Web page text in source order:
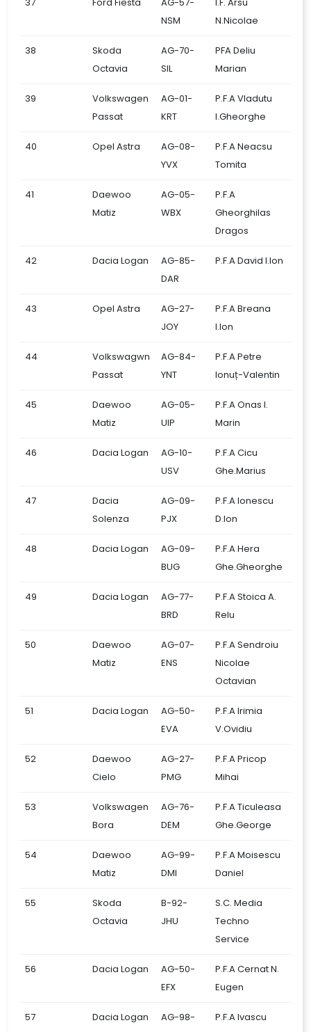
NSM
N.Nicolae
38
Skoda
Octavia
AG-70-
SIL
PFA Deliu
Marian
39
Volkswagen
Passat
AG-01-
KRT
P.F.A Vladutu
I.Gheorghe
40 Opel Astra
AG-08-
YVX
P.F.A Neacsu
Tomita
41
Daewoo
Matiz
AG-05-
WBX
P.F.A
Gheorghilas
Dragos
42 Dacia Logan
AG-85-
DAR
P.F.A David I.Ion
43 Opel Astra
AG-27-
JOY
P.F.A Breana
I.Ion
44
Volkswagwn
Passat
AG-84-
YNT
P.F.A Petre
Ionuț-Valentin
45
Daewoo
Matiz
AG-05-
UIP
P.F.A Onas I.
Marin
46 Dacia Logan
AG-10-
USV
P.F.A Cicu
Ghe.Marius
47
Dacia
Solenza
AG-09-
PJX
P.F.A Ionescu
D.Ion
48 Dacia Logan
AG-09-
BUG
P.F.A Hera
Ghe.Gheorghe
49 Dacia Logan
AG-77-
BRD
P.F.A Stoica A.
Relu
50
Daewoo
Matiz
AG-07-
ENS
P.F.A Sendroiu
Nicolae
Octavian
51 Dacia Logan
AG-50-
EVA
P.F.A Irimia
V.Ovidiu
52
Daewoo
Cielo
AG-27-
PMG
P.F.A Pricop
Mihai
53
Volkswagen
Bora
AG-76-
DEM
P.F.A Ticuleasa
Ghe.George
54
Daewoo
Matiz
AG-99-
DMI
P.F.A Moisescu
Daniel
55
Skoda
Octavia
B-92-
JHU
S.C. Media
Techno
Service
56 Dacia Logan
AG-50-
EFX
P.F.A Cernat N.
Eugen
57 Dacia Logan
AG-98-
P.F.A Ivascu